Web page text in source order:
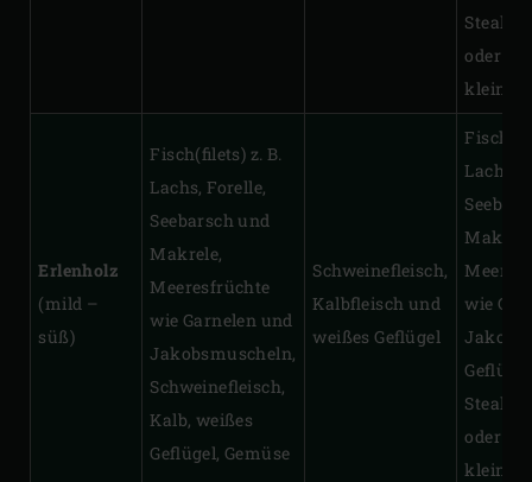
Steaks,
oder
kleine
Erlenholz
(mild –
süß)
Fisch(filets) z. B.
Lachs, Forelle,
Seebarsch und
Makrele,
Meeresfrüchte
wie Garnelen und
Jakobsmuscheln,
Schweinefleisch,
Kalb, weißes
Geflügel, Gemüse
Schweinefleisch,
Kalbfleisch und
weißes Geflügel
Lachs,
wie
Steaks,
oder
kleine